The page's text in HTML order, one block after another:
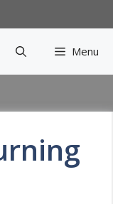
Menu